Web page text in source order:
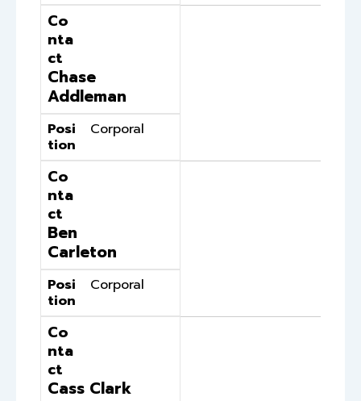
Co
nta
ct
Chase
Addleman
Posi
tion
Corporal
Co
nta
ct
Ben
Carleton
Posi
tion
Corporal
Co
nta
ct
Cass Clark